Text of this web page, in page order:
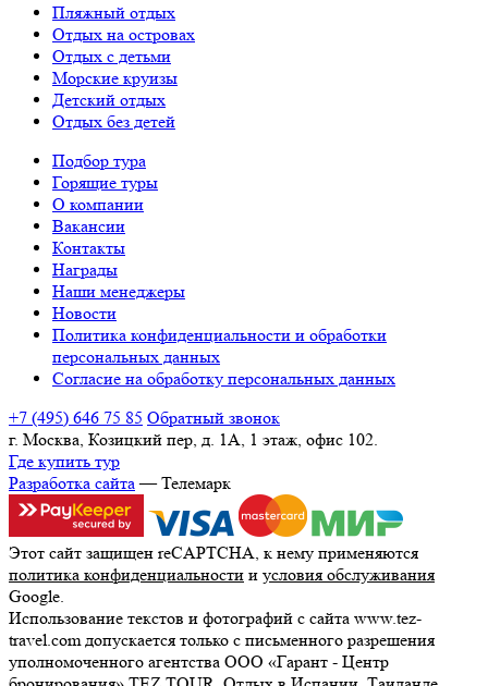
Пляжный отдых
Отдых на островах
Отдых с детьми
Морские круизы
Детский отдых
Отдых без детей
Подбор тура
Горящие туры
О компании
Вакансии
Контакты
Награды
Наши менеджеры
Новости
Политика конфиденциальности и обработки
персональных данных
Согласие на обработку персональных данных
+7 (495) 646 75 85 Обратный звонок
г. Москва, Козицкий пер, д. 1А, 1 этаж, офис 102.
Где купить тур
Разработка сайта— Телемарк
Этот сайт защищен reCAPTCHA, к нему применяются
политика конфиденциальности и условия обслуживания
Google.
Использование текстов и фотографий с сайта www.tez-
travel.com допускается только с письменного разрешения
уполномоченного агентства ООО «Гарант - Центр